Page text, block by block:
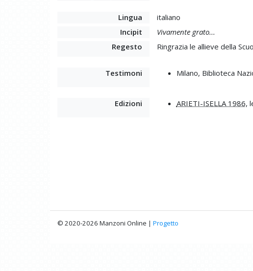
Lingua
italiano
Incipit
Vivamente grato...
Regesto
Ringrazia le allieve della
Testimoni Milano, Biblioteca
Edizioni ARIETI-ISELLA 1986,
© 2020-2026 Manzoni Online | Progetto